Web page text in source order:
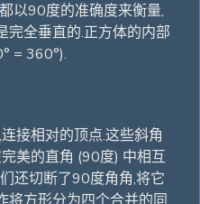
以90度的准确度来衡量,
完全垂直的.正方体的内部
= 360°).
接相对的顶点.这些斜角
美的直角 (90度) 中相互
还切断了90度角角,将它